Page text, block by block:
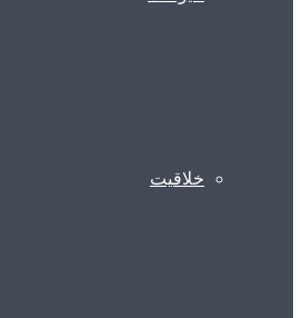
خلاقیت